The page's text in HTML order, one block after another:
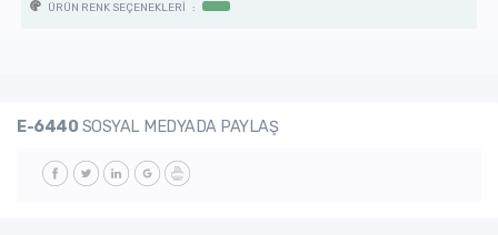
ÜRÜN RENK SEÇENEKLERİ :
E-6440 SOSYAL MEDYADA PAYLAŞ